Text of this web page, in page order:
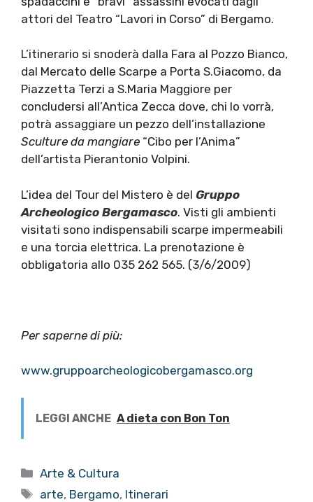
attori del Teatro “Lavori in Corso” di Bergamo.
L’itinerario si snoderà dalla Fara al Pozzo Bianco,
dal Mercato delle Scarpe a Porta S.Giacomo, da
Piazzetta Terzi a S.Maria Maggiore per
concludersi all’Antica Zecca dove, chi lo vorrà,
potrà assaggiare un pezzo dell’installazione
Sculture da mangiare “Cibo per l’Anima”
dell’artista Pierantonio Volpini.
L’idea del Tour del Mistero è del Gruppo
Archeologico Bergamasco. Visti gli ambienti
visitati sono indispensabili scarpe impermeabili
e una torcia elettrica. La prenotazione è
obbligatoria allo 035 262 565. (3/6/2009)
Per saperne di più:
www.gruppoarcheologicobergamasco.org
LEGGI ANCHE A dieta con Bon Ton
Categorie
Arte & Cultura
Tag
arte, Bergamo, Itinerari